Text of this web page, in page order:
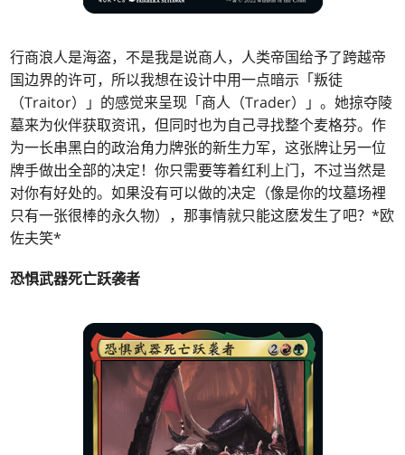
行商浪人是海盗，不是我是说商人，人类帝国给予了跨越帝
国边界的许可，所以我想在设计中用一点暗示「叛徒
（Traitor）」的感觉来呈现「商人（Trader）」。她掠夺陵
墓来为伙伴获取资讯，但同时也为自己寻找整个麦格芬。作
为一长串黑白的政治角力牌张的新生力军，这张牌让另一位
牌手做出全部的决定！你只需要等着红利上门，不过当然是
对你有好处的。如果没有可以做的决定（像是你的坟墓场裡
只有一张很棒的永久物），那事情就只能这麽发生了吧？*欧
佐夫笑*
恐惧武器死亡跃袭者